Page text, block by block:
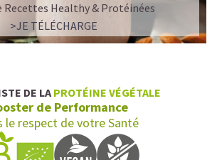
Recettes Healthy & Protéinées
>JE TÉLÉCHARGE
DE LA PROTÉINE VÉGÉTALE
de Performance
le respect de votre Santé